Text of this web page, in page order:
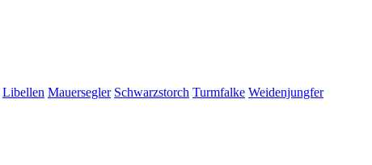
Libellen Mauersegler Schwarzstorch Turmfalke Weidenjungfer